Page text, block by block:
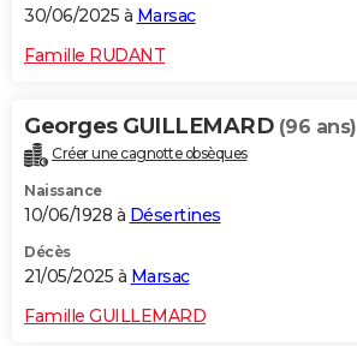
30/06/2025 à Marsac
Famille RUDANT
Georges GUILLEMARD (96 ans)
Créer une cagnotte obsèques
Naissance
10/06/1928 à Désertines
Décès
21/05/2025 à Marsac
Famille GUILLEMARD